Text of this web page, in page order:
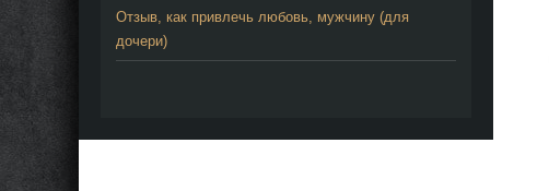
Отзыв, как привлечь любовь, мужчину (для
дочери)